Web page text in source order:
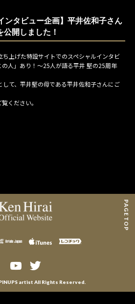
ンタビュー企画】平井佐和子さん
開しました！
上げた特設サイトでのスペシャルインタビ
人」あり！～25人が語る平井 堅の25周年
して、平井堅の母である平井佐和子さんにご
ください。
PAGE TOP
artist All Rights Reserved.